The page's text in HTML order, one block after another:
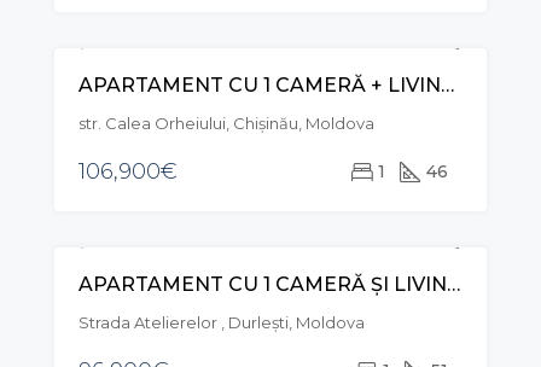
VÂNZAREAPARTAMENT CU 1 CAMERĂ + LIVING, STR. CALEA ORHEIULUI, POȘTA VECHE
str. Calea Orheiului, Chișinău, Moldova
106,900€ 1 46
VÂNZAREAPARTAMENT CU 1 CAMERĂ ȘI LIVING, STR. ATELIERILOR, DURLEȘTI
Strada Atelierelor , Durleşti, Moldova